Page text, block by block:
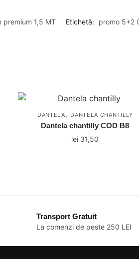
premium 1,5 MT Etichetă: promo 5+2
DANTELA , DANTELA CHANTILLY
Dantela chantilly COD B8
lei 31,50
Transport Gratuit
La comenzi de peste 250 LEI